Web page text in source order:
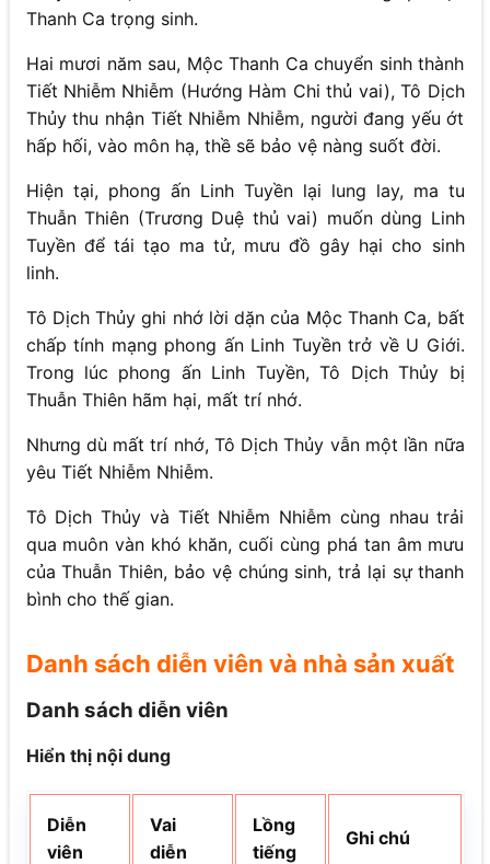
Thanh Ca trọng sinh.
Hai mươi năm sau, Mộc Thanh Ca chuyển sinh thành
Tiết Nhiễm Nhiễm (Hướng Hàm Chi thủ vai), Tô Dịch
Thủy thu nhận Tiết Nhiễm Nhiễm, người đang yếu ớt
hấp hối, vào môn hạ, thề sẽ bảo vệ nàng suốt đời.
Hiện tại, phong ấn Linh Tuyền lại lung lay, ma tu
Thuẫn Thiên (Trương Duệ thủ vai) muốn dùng Linh
Tuyền để tái tạo ma tử, mưu đồ gây hại cho sinh
linh.
Tô Dịch Thủy ghi nhớ lời dặn của Mộc Thanh Ca, bất
chấp tính mạng phong ấn Linh Tuyền trở về U Giới.
Trong lúc phong ấn Linh Tuyền, Tô Dịch Thủy bị
Thuẫn Thiên hãm hại, mất trí nhớ.
Nhưng dù mất trí nhớ, Tô Dịch Thủy vẫn một lần nữa
yêu Tiết Nhiễm Nhiễm.
Tô Dịch Thủy và Tiết Nhiễm Nhiễm cùng nhau trải
qua muôn vàn khó khăn, cuối cùng phá tan âm mưu
của Thuẫn Thiên, bảo vệ chúng sinh, trả lại sự thanh
bình cho thế gian.
Danh sách diễn viên và nhà sản xuất
Danh sách diễn viên
Hiển thị nội dung
Diễn
viên
Vai
diễn
Lồng
tiếng
Ghi chú